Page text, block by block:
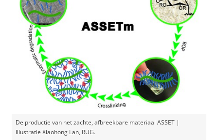
De productie van het zachte, afbreekbare materiaal ASSET |
Illustratie Xiaohong Lan, RUG.